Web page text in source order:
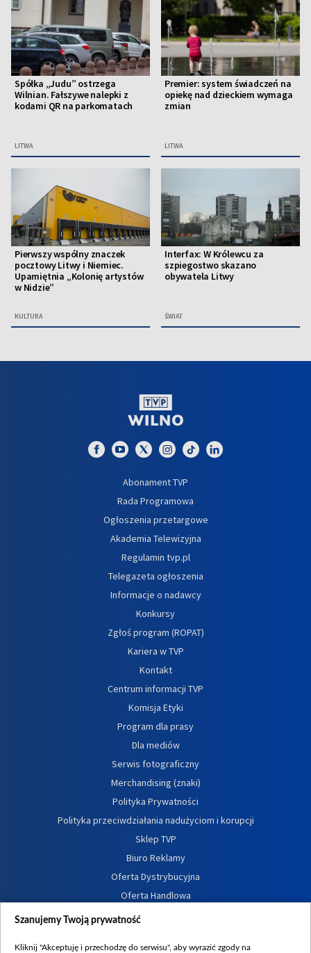
Spółka „Judu” ostrzega
Wilnian. Fałszywe nalepki z
kodami QR na parkomatach
LITWA
Premier: system świadczeń na
opiekę nad dzieckiem wymaga
zmian
LITWA
Pierwszy wspólny znaczek
pocztowy Litwy i Niemiec.
Upamiętnia „Kolonię artystów
w Nidzie”
KULTURA
Interfax: W Królewcu za
szpiegostwo skazano
obywatela Litwy
ŚWIAT
Abonament TVP
Rada Programowa
Ogłoszenia przetargowe
Akademia Telewizyjna
Regulamin tvp.pl
Telegazeta ogłoszenia
Informacje o nadawcy
Konkursy
Zgłoś program (ROPAT)
Kariera w TVP
Kontakt
Centrum informacji TVP
Komisja Etyki
Program dla prasy
Dla mediów
Serwis fotograficzny
Merchandising (znaki)
Polityka Prywatności
Polityka przeciwdziałania nadużyciom i korupcji
Sklep TVP
Biuro Reklamy
Oferta Dystrybucyjna
Oferta Handlowa
Dostępność
Szanujemy Twoją prywatność
Kliknij "Akceptuję i przechodzę do serwisu", aby wyrazić zgody na